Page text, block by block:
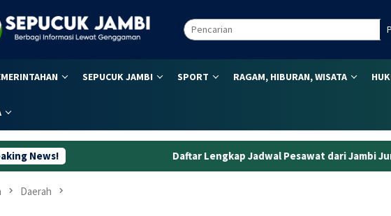
SEPUCUK JAMBI SPORT RAGAM, HIBURAN, WISATA
News!Daftar Lengkap Jadwal Pesawat dari Jambi Jumat 7 Agustus 2026:
Daerah